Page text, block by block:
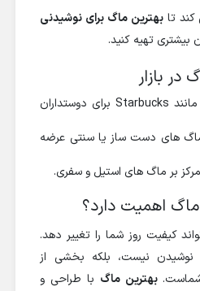
تابهترین ماگ برای نوشیدنی
بیشتری تهیه کنید.
بازار
برندهای بین المللی مانند Starbucks برای دوستداران
های دست ساز یا سنتی عرضه
بر ماگ های استیل و سفری.
اهمیت دارد؟
کیفیت روز شما را تغییر دهد.
نوشیدن نیست، بلکه بخشی از
بهترین ماگ با طراحی و